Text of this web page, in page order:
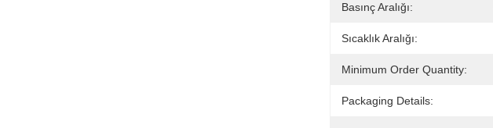
Basınç Aralığı:
Sıcaklık Aralığı:
Minimum Order Quantity:
Packaging Details: